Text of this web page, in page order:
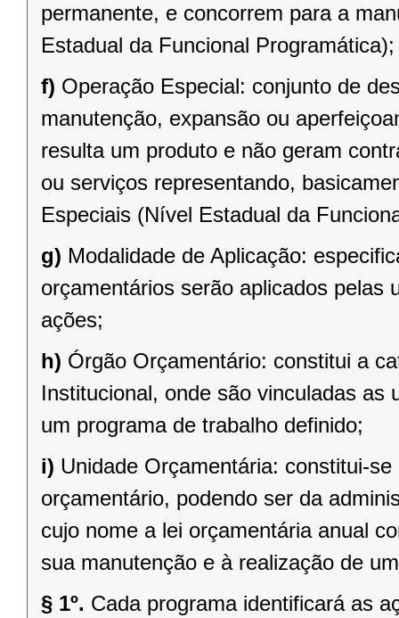
permanente, e concorrem para a
Estadual da Funcional Programática);
f) Operação Especial: conjunto de
manutenção, expansão ou
resulta um produto e não geram
ou serviços representando,
Especiais (Nível Estadual da
g) Modalidade de Aplicação:
orçamentários serão aplicados pelas
ações;
h) Órgão Orçamentário: constitui a
Institucional, onde são vinculadas as
um programa de trabalho definido;
i) Unidade Orçamentária: constitui-
orçamentário, podendo ser da
cujo nome a lei orçamentária anual
sua manutenção e à realização de
§ 1º. Cada programa identificará as